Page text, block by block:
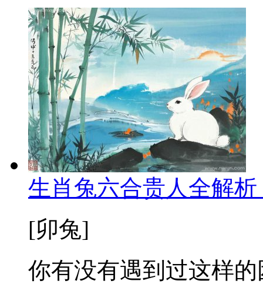
生肖兔六合贵人全解
[卯兔]
你有没有遇到过这样